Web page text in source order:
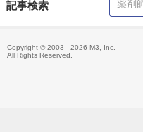
記事検索
Copyright © 2003 - 2026 M3, Inc.
All Rights Reserved.